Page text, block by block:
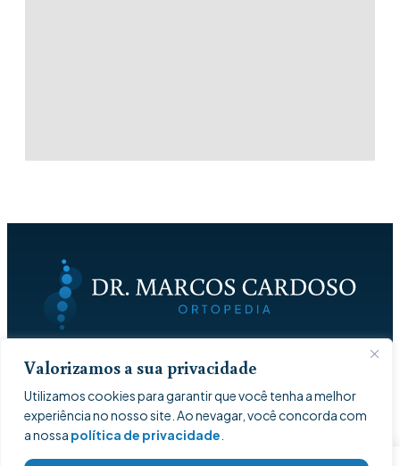
Valorizamos a sua privacidade
Utilizamos cookies para garantir que você tenha a melhor
experiência no nosso site. Ao nevagar, você concorda com
a nossa política de privacidade
[current_year] © Dr. Marcos Cardoso
Todos os direitos reservados
Política de Privacidade